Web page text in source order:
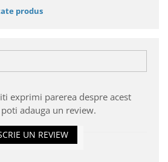
produs
exprimi parerea despre acest
adauga un review.
UN REVIEW